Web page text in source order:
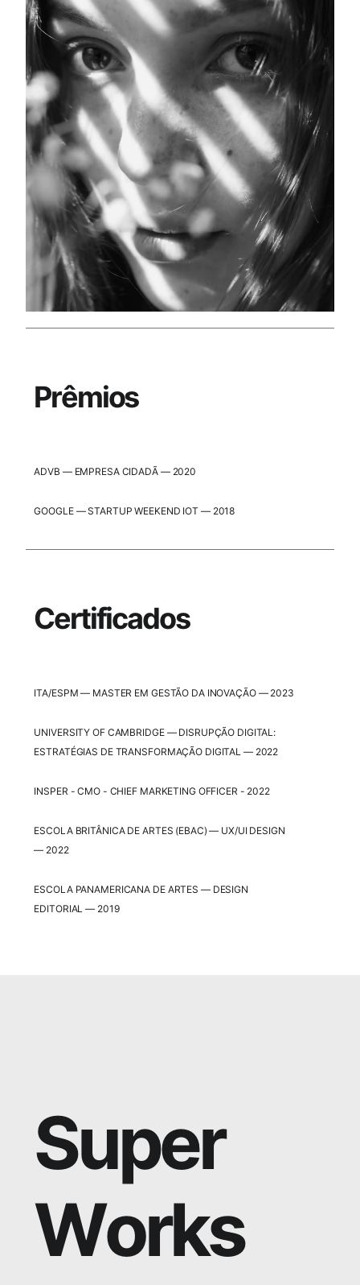
Prêmios
ADVB — EMPRESA CIDADÃ — 2020
GOOGLE — STARTUP WEEKEND IOT — 2018
Certificados
ITA/ESPM — MASTER EM GESTÃO DA INOVAÇÃO — 2023
UNIVERSITY OF CAMBRIDGE — DISRUPÇÃO DIGITAL:
ESTRATÉGIAS DE TRANSFORMAÇÃO DIGITAL — 2022
INSPER - CMO - CHIEF MARKETING OFFICER - 2022
ESCOLA BRITÂNICA DE ARTES (EBAC) — UX/UI DESIGN
— 2022
ESCOLA PANAMERICANA DE ARTES — DESIGN
EDITORIAL — 2019
Super
Works